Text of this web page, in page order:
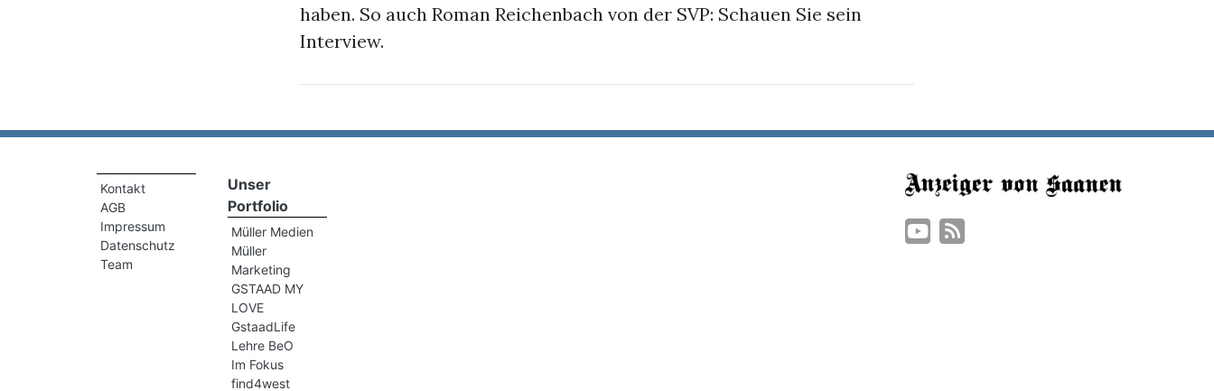
haben. So auch Roman Reichenbach von der SVP: Schauen Sie sein
Interview.
Kontakt
AGB
Impressum
Datenschutz
Team
Unser
Portfolio
Müller Medien
Müller
Marketing
GSTAAD MY
LOVE
GstaadLife
Lehre BeO
Im Fokus
find4west